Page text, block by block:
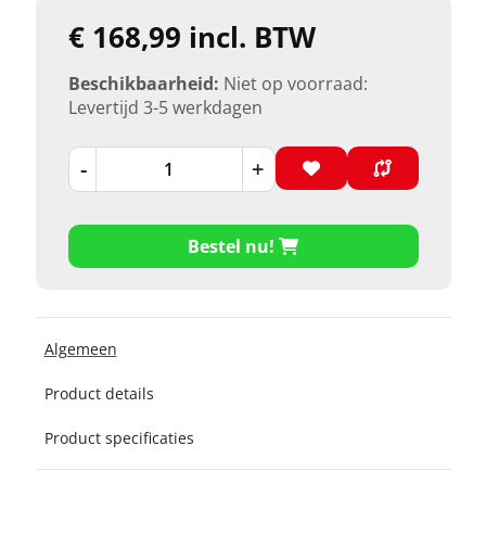
€ 168,99 incl. BTW
Beschikbaarheid: Niet op voorraad:
Levertijd 3-5 werkdagen
- +
Bestel nu!
Algemeen
Product details
Product specificaties